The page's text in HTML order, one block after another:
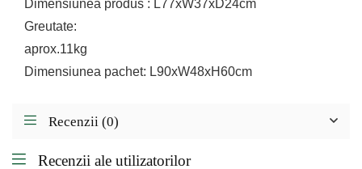
Dimensiunea produs : L77xW37xD24cm
Greutate:
aprox.11kg
Dimensiunea pachet: L90xW48xH60cm
Recenzii (0)
Recenzii ale utilizatorilor